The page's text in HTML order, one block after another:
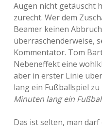
Augen nicht getäuscht
zurecht. Wer dem
Beamer keinen
überraschenderweise,
Kommentator. Tom
Nebeneffekt eine
aber in erster Linie
lang ein Fußballspiel
Minuten lang ein
Das ist selten, man